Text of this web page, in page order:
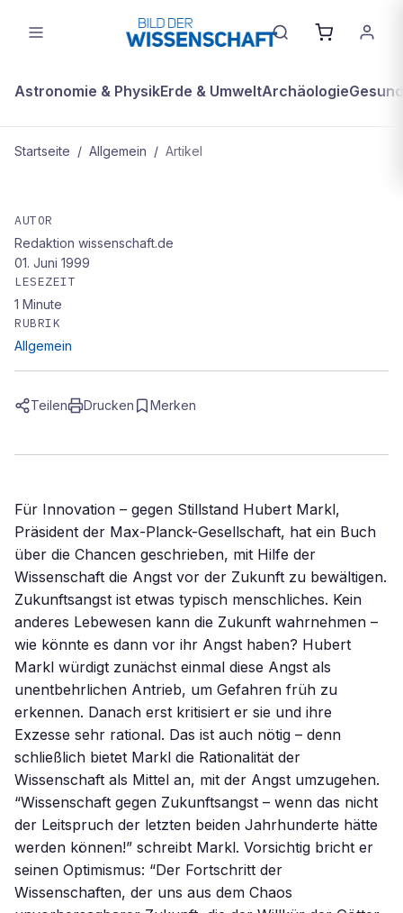
Astronomie & PhysikErde & UmweltArchäologie
Startseite / Allgemein / Artikel
Für Innovation – gegen Stillstand:
„Wissenschaft gegen Zukunftsangst"
von Hubert Markl
AUTOR
Redaktion wissenschaft.de
01. Juni 1999
LESEZEIT
1 Minute
RUBRIK
Allgemein
Teilen Drucken Merken
Für Innovation – gegen Stillstand Hubert Markl,
Präsident der Max-Planck-Gesellschaft, hat ein Buch
über die Chancen geschrieben, mit Hilfe der
Wissenschaft die Angst vor der Zukunft zu bewältigen.
Zukunftsangst ist etwas typisch menschliches. Kein
anderes Lebewesen kann die Zukunft wahrnehmen –
wie könnte es dann vor ihr Angst haben? Hubert
Markl würdigt zunächst einmal diese Angst als
unentbehrlichen Antrieb, um Gefahren früh zu
erkennen. Danach erst kritisiert er sie und ihre
Exzesse sehr rational. Das ist auch nötig – denn
schließlich bietet Markl die Rationalität der
Wissenschaft als Mittel an, mit der Angst umzugehen.
“Wissenschaft gegen Zukunftsangst – wenn das nicht
der Leitspruch der letzten beiden Jahrhunderte hätte
werden können!” schreibt Markl. Vorsichtig bricht er
seinen Optimismus: “Der Fortschritt der
Wissenschaften, der uns aus dem Chaos